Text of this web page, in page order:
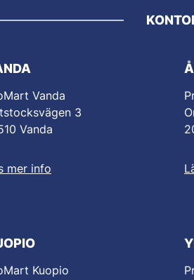
Vanda
3
Vanda
mer info
Kuopio